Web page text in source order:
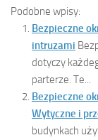
Podobne wpisy:
Bezpieczne
intruzami
dotyczy
parterze. Te...
Bezpieczne
Wytyczne i
budynkach